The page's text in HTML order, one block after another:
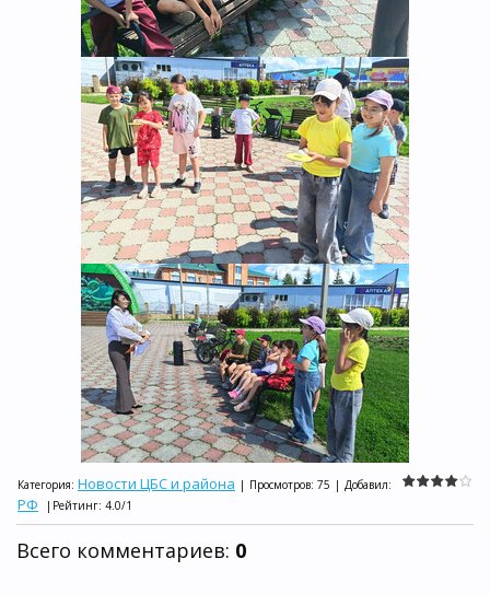
Категория: Новости ЦБС и района | Просмотров: 75 | Добавил:
РФ | Рейтинг: 4.0/1
Всего комментариев: 0